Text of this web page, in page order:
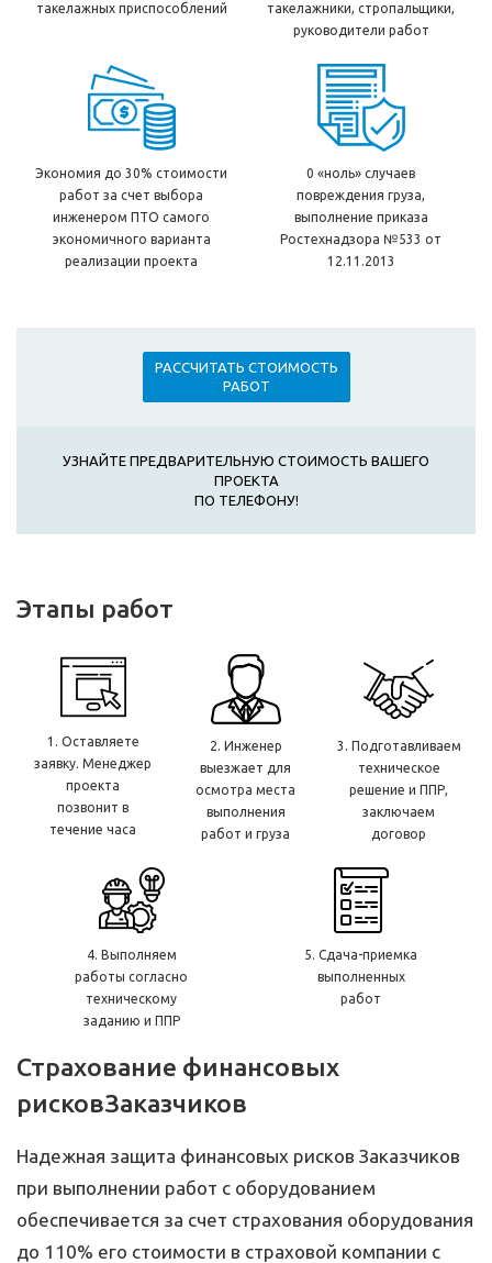
такелажных приспособлений
такелажники, стропальщики,
руководители работ
Экономия до 30% стоимости
работ за счет выбора
инженером ПТО самого
экономичного варианта
реализации проекта
0 «ноль» случаев
повреждения груза,
выполнение приказа
Ростехнадзора №533 от
12.11.2013
РАССЧИТАТЬ СТОИМОСТЬ
РАБОТ
УЗНАЙТЕ ПРЕДВАРИТЕЛЬНУЮ СТОИМОСТЬ ВАШЕГО
ПРОЕКТА
ПО ТЕЛЕФОНУ!
Этапы работ
1. Оставляете
заявку. Менеджер
проекта
позвонит в
течение часа
2. Инженер
выезжает для
осмотра места
выполнения
работ и груза
3. Подготавливаем
техническое
решение и ППР,
заключаем
договор
4. Выполняем
работы согласно
техническому
заданию и ППР
5. Сдача-приемка
выполненных
работ
Страхование финансовых
рисковЗаказчиков
Надежная защита финансовых рисков Заказчиков
при выполнении работ с оборудованием
обеспечивается за счет страхования оборудования
до 110% его стоимости в страховой компании с